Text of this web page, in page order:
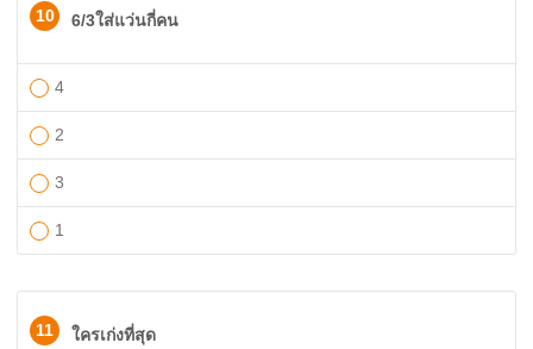
10 6/3ใส่แว่นกี่คน
4
2
3
1
11 ใครเก่งที่สุด